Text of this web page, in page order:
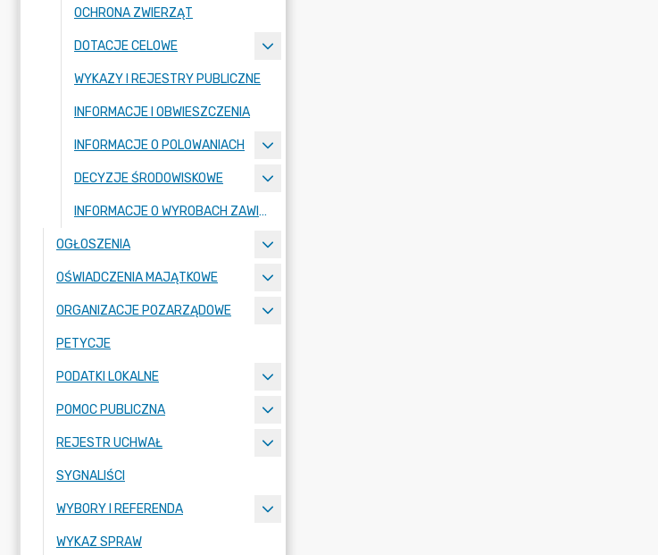
OCHRONA ZWIERZĄT
DOTACJE CELOWE
WYKAZY I REJESTRY PUBLICZNE
INFORMACJE I OBWIESZCZENIA
INFORMACJE O POLOWANIACH
DECYZJE ŚRODOWISKOWE
INFORMACJE O WYROBACH ZAWIERAJĄCYCH AZBEST
OGŁOSZENIA
OŚWIADCZENIA MAJĄTKOWE
ORGANIZACJE POZARZĄDOWE
PETYCJE
PODATKI LOKALNE
POMOC PUBLICZNA
REJESTR UCHWAŁ
SYGNALIŚCI
WYBORY I REFERENDA
WYKAZ SPRAW